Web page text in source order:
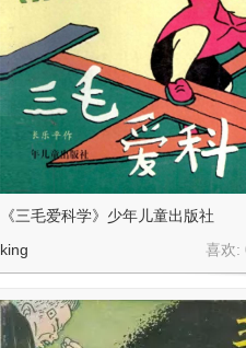
《三毛爱科学》少年儿童出版社
喜欢
king